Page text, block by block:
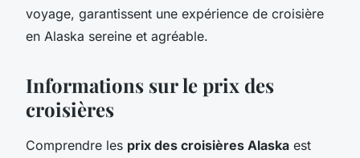
voyage, garantissent une expérience de croisière
en Alaska sereine et agréable.
Informations sur le prix des
croisières
Comprendre les prix des croisières Alaska est